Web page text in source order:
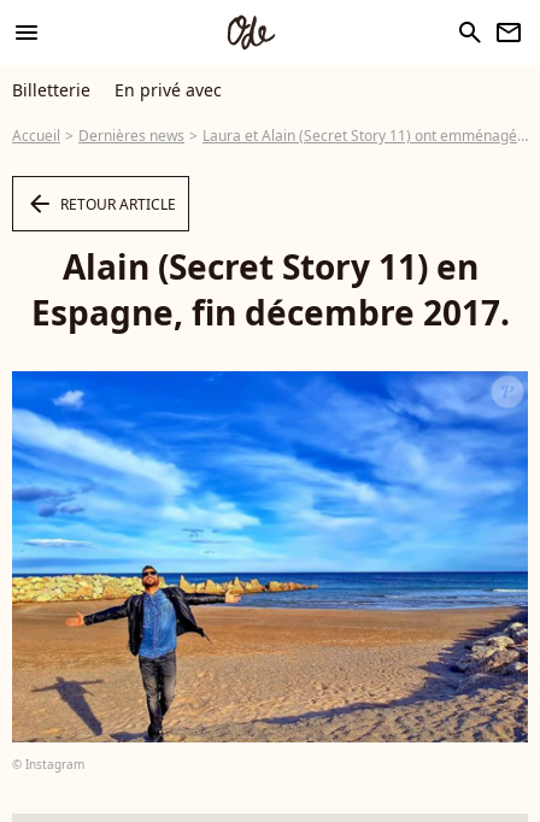
menu search newsletter
Billetterie En privé avec
Accueil Dernières news Laura et Alain (Secret Story 11) ont emménagé ensemble en Espagne
arrow_left RETOUR ARTICLE
Alain (Secret Story 11) en
Espagne, fin décembre 2017.
© Instagram